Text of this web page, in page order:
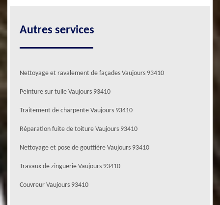
Autres services
Nettoyage et ravalement de façades Vaujours 93410
Peinture sur tuile Vaujours 93410
Traitement de charpente Vaujours 93410
Réparation fuite de toiture Vaujours 93410
Nettoyage et pose de gouttière Vaujours 93410
Travaux de zinguerie Vaujours 93410
Couvreur Vaujours 93410